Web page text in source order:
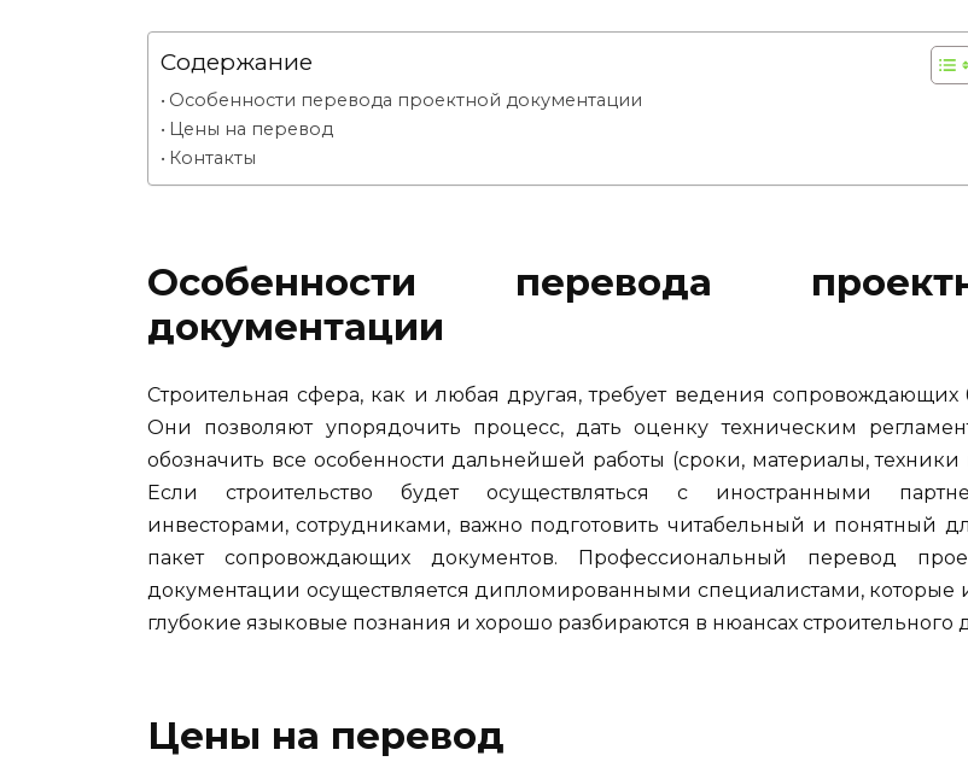
Содержание
Особенности перевода проектной документации
Цены на перевод
Контакты
Особенности перевода
документации
Строительная сфера, как и любая другая, требует ведения сопровождающих
Они позволяют упорядочить процесс, дать оценку техническим
обозначить все особенности дальнейшей работы (сроки, материалы, техники
Если строительство будет осуществляться с иностранными
инвесторами, сотрудниками, важно подготовить читабельный и понятный
пакет сопровождающих документов. Профессиональный перевод
документации осуществляется дипломированными специалистами, которые
глубокие языковые познания и хорошо разбираются в нюансах строительного
Цены на перевод